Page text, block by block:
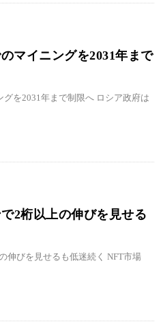
マイニングを2031年まで
を2031年まで制限へ ロシア政府は
2桁以上の伸びを見せる
伸びを見せるも低迷続く NFT市場